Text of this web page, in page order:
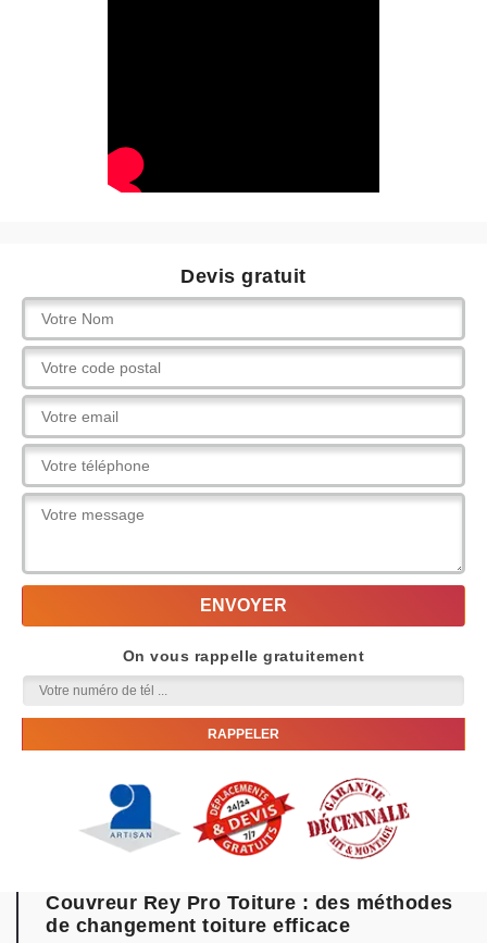
Devis gratuit
On vous rappelle gratuitement
Couvreur Rey Pro Toiture : des méthodes
de changement toiture efficace